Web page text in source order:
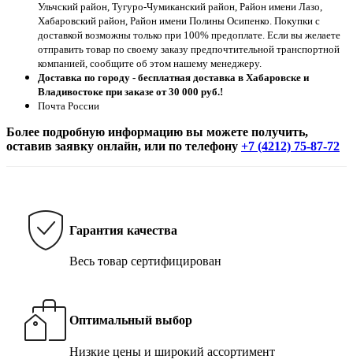
Ульчский район, Тугуро-Чумиканский район, Район имени Лазо,
Хабаровский район, Район имени Полины Осипенко. Покупки с
доставкой возможны только при 100% предоплате. Если вы желаете
отправить товар по своему заказу предпочтительной транспортной
компанией, сообщите об этом нашему менеджеру.
Доставка по городу - бесплатная доставка в Хабаровске и
Владивостоке при заказе от 30 000 руб.!
Почта России
Более подробную информацию вы можете получить,
оставив заявку онлайн, или по телефону +7 (4212) 75-87-72
Гарантия качества
Весь товар сертифицирован
Оптимальный выбор
Низкие цены и широкий ассортимент